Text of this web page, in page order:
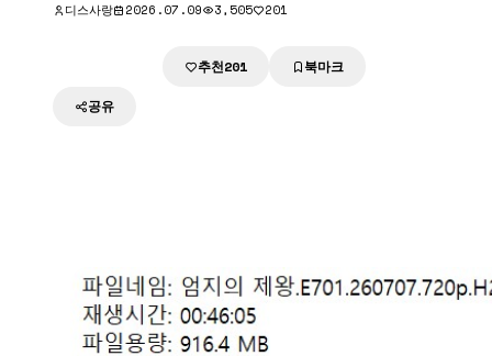
디스사랑 2026.07.09 3,505 201
추천201 북마크
공유